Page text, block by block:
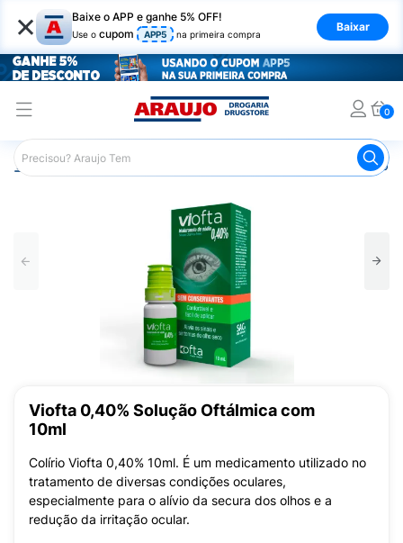
× Baixe o APP e ganhe 5% OFF!
Use o cupom APP5 na primeira compra
Baixar
0
Araujo Medicamentos Colírio
Viofta 0,40% Solução Oftálmica com
10ml
Colírio Viofta 0,40% 10ml. É um medicamento utilizado no
tratamento de diversas condições oculares,
especialmente para o alívio da secura dos olhos e a
redução da irritação ocular.